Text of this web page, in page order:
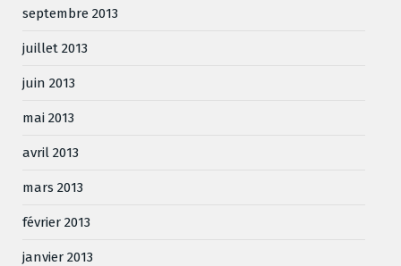
septembre 2013
juillet 2013
juin 2013
mai 2013
avril 2013
mars 2013
février 2013
janvier 2013